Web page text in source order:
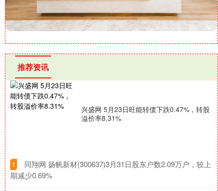
推荐资讯
兴盛网 5月23日旺能转债下跌0.47%，转股
溢价率8.31%
1
​同翔网 扬帆新材(300637)3月31日股东户数2.09万户，较上
期减少0.69%